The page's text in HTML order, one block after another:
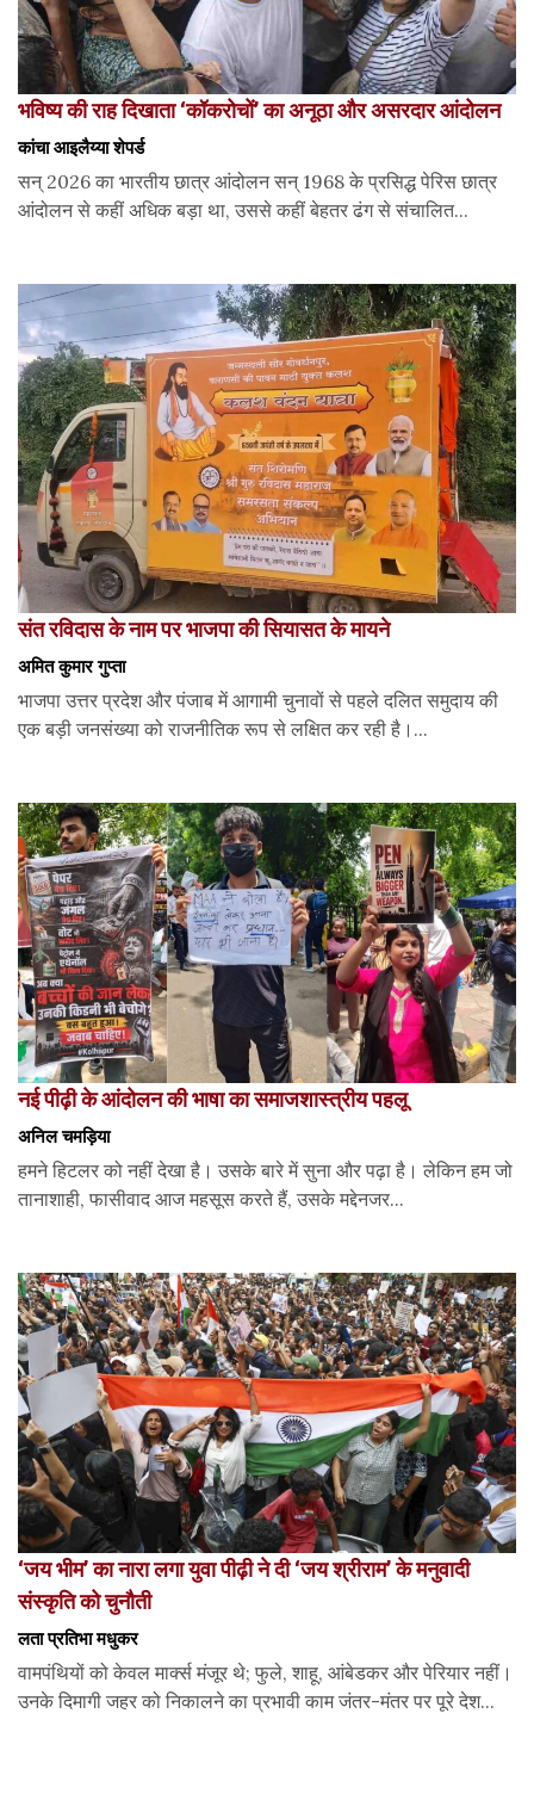
भविष्य की राह दिखाता ‘कॉकरोचों’ का अनूठा और असरदार आंदोलन
कांचा आइलैय्या शेपर्ड
सन् 2026 का भारतीय छात्र आंदोलन सन् 1968 के प्रसिद्ध पेरिस छात्र
आंदोलन से कहीं अधिक बड़ा था, उससे कहीं बेहतर ढंग से संचालित...
संत रविदास के नाम पर भाजपा की सियासत के मायने
अमित कुमार गुप्ता
भाजपा उत्तर प्रदेश और पंजाब में आगामी चुनावों से पहले दलित समुदाय की
एक बड़ी जनसंख्या को राजनीतिक रूप से लक्षित कर रही है।...
नई पीढ़ी के आंदोलन की भाषा का समाजशास्त्रीय पहलू
अनिल चमड़िया
हमने हिटलर को नहीं देखा है। उसके बारे में सुना और पढ़ा है। लेकिन हम जो
तानाशाही, फासीवाद आज महसूस करते हैं, उसके मद्देनजर...
‘जय भीम’ का नारा लगा युवा पीढ़ी ने दी ‘जय श्रीराम’ के मनुवादी
संस्कृति को चुनौती
लता प्रतिभा मधुकर
वामपंथियों को केवल मार्क्स मंजूर थे; फुले, शाहू, आंबेडकर और पेरियार नहीं।
उनके दिमागी जहर को निकालने का प्रभावी काम जंतर-मंतर पर पूरे देश...